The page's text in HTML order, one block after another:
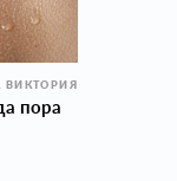
ВИКТОРИЯ
пора